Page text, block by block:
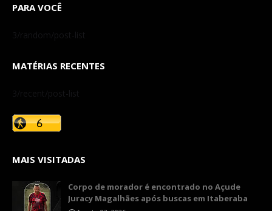
PARA VOCÊ
3/random/post-list
MATÉRIAS RECENTES
3/recent/post-list
MAIS VISITADAS
Corpo de morador é encontrado no Açude
Juracy Magalhães após buscas em Itaberaba